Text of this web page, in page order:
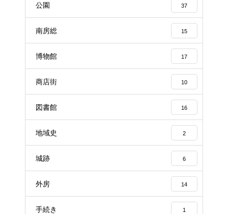
公園 37
南房総 15
博物館 17
商店街 10
図書館 16
地域史 2
城跡 6
外房 14
手続き 1